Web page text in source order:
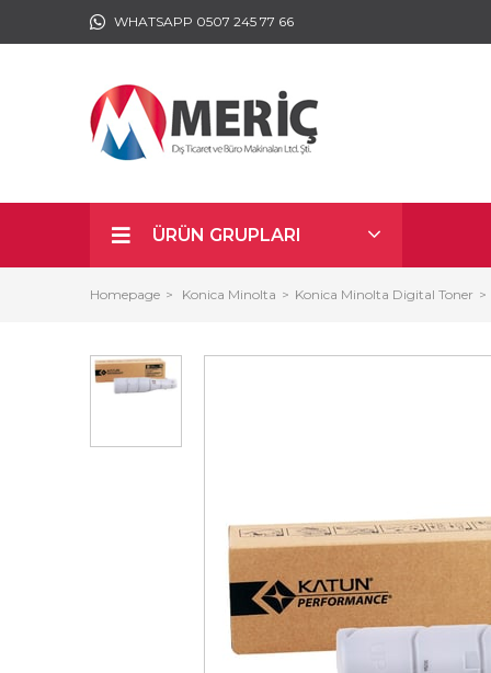
WHATSAPP 0507 245 77 66
ÜRÜN GRUPLARI
Homepage Konica Minolta Konica Minolta Digital Toner